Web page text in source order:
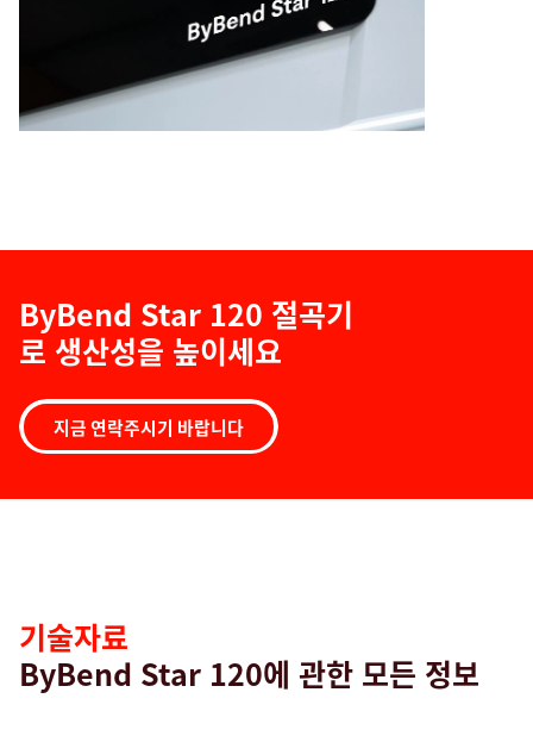
ByBend Star 120 절곡기
로 생산성을 높이세요
지금 연락주시기 바랍니다
기술자료
ByBend Star 120에 관한 모든 정보